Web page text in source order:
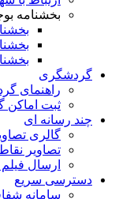
بخشنامه
بخشنامه
بخشنامه
بخشنامه
گردشگری
راهنمای
ثبت اماکن
چند رسانه ای
گالری
تصاویر
ارسال
دسترسی سریع
سامانه